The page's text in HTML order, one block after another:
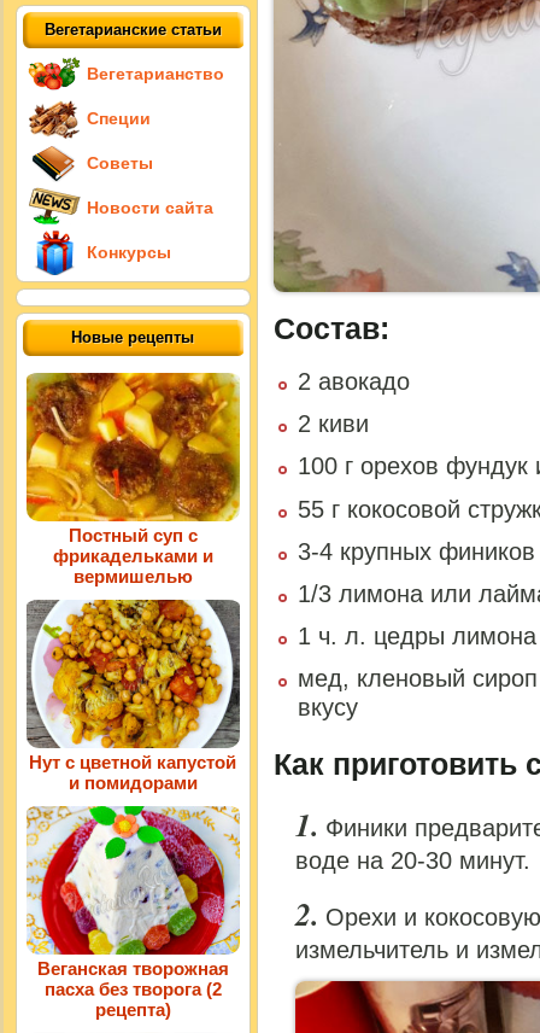
Состав:
2 авокадо
2 киви
100 г орехов фундук
55 г кокосовой
3-4 крупных фиников
1/3 лимона или
1 ч. л. цедры
мед, кленовый
вкусу
Как приготовить
Финики
воде на 20-30 минут.
Орехи и
измельчитель и
Вегетарианские статьи
Вегетарианство
Специи
Советы
Новости сайта
Конкурсы
Новые рецепты
Постный суп с
фрикадельками и
вермишелью
Нут с цветной капустой
и помидорами
Веганская творожная
пасха без творога (2
рецепта)